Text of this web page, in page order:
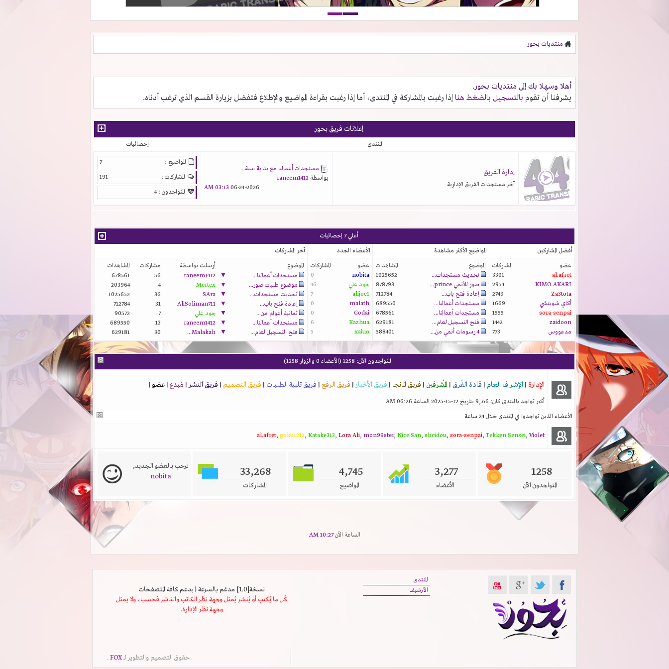
منتديات بحور
أهلا وسهلا بك إلى منتديات بحور.
يشرفنا أن تقوم بالتسجيل بالضغط هنا إذا رغبت بالمشاركة في المنتدى، أما إذا رغبت بقراءة المواضيع والإطلاع فتفضل بزيارة القسم الذي ترغب أدناه.
إعلانات فريق بحور
المنتدى إحصائيات
إدارة الفريق
آخر مستجدات الفريق الإدارية
مستجدات أعمالنا مع بداية سنة...
بواسطة raneem1412
06-24-2026
03:13 AM
المواضيع :
7
المشاركات :
191
المتواجدون : 4
أعلي 7 إحصائيات
أفضل المشاركين
المواضيع الأكثر مشاهدة الأعضاء الجدد
آخر المشاركات
عضو
المشاركات
al.afret
KIMO AKARI
Za3tota
أكاي شويتشي
sora-senpai
zaidoon
مدعووس
الموضوع
المشاهدات
تحديث مستجدات...
صور للأنمي prince...
إعادة فتح باب...
مستجدات أعمالنا...
مستجدات أعمالنا...
فتح التسجيل لعام...
4 رسومات أنمي من...
عضو
المشاركات
nobita
0
جود علي
46
alijoe1
7
malath
0
Godai
0
Kazhua
6
xaiuo
5
الموضوع أرسلت بواسطة مشاركات
المشاهدات
مستجدات أعمالنا...
▼
raneem1412
موضوع طلبات صور...
▼
Mertex
تحديث مستجدات...
▼
SAra
إعادة فتح باب...
▼
AliSoliman711
ثمانية أعوام من...
▼ جود علي 7
مستجدات أعمالنا...
▼
raneem1412
فتح التسجيل لعام...
▼
Malakah...
المتواجدون الآن: 1258 (الأعضاء 0 والزوار 1258)
الإدارة | الإشراف العام | قادة الفُرق | المُشرفين | فريق المانجا | فريق الأخبار | فريق الرفع | فريق تلبية الطلبات | فريق التصميم | فريق النشر | مُبدع | عضو
أكبر تواجد بالمنتدى كان: 9,756 بتاريخ 12-15-2025 الساعة 06:26 AM
الأعضاء الذين تواجدوا في المنتدى خلال 24 ساعة
al.afret, goku1212, Katake313, Lora Ali, mon99ster, Nice San, shcidou, sora-senpai, Tekken Sensei, Violet
1258
المتواجدون الآن
3,277
الأعضاء
4,745
المواضيع
33,268
المشاركات
نرحب بالعضو الجديد,
nobita
الساعة الآن10:27 AM
المنتدى
الأرشيف
نسخة[1.0] مدعَم بالسرعة | يدعم كافة المتصفحات
كُل ما يُكتب أو يُنشر يُمثل وجهة نظر الكاتب والناشر فحسب، ولا يمثل
وجهة نظر الإدارة.
حقوق التصميم والتطوير لــFOX
.